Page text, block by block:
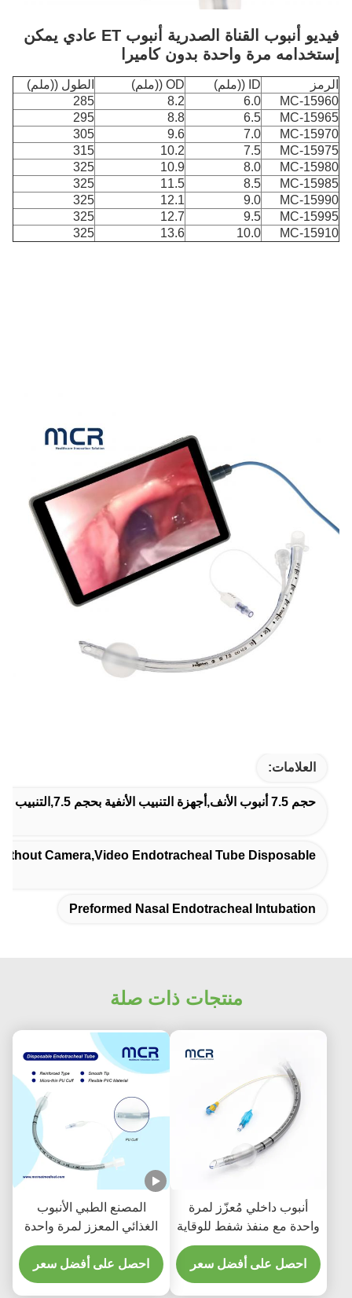
فيديو أنبوب القناة الصدرية أنبوب ET عادي يمكن
إستخدامه مرة واحدة بدون كاميرا
الرمز ID ((ملم) OD ((ملم)
الطول ((ملم)
MC-15960
6.0
8.2
285
MC-15965
6.5
8.8
295
MC-15970
7.0
9.6
305
MC-15975
7.5
10.2
315
MC-15980
8.0
10.9
325
MC-15985
8.5
11.5
325
MC-15990
9.0
12.1
325
MC-15995
9.5
12.7
325
MC-15910
10.0
13.6
325
العلامات:
حجم 7.5 أنبوب الأنف,أجهزة التنبيب الأنفية بحجم 7.5,التنبيب الأنفي الغذائي المسبق
Camera,video Endotracheal Tube Disposable
Preformed Nasal Endotracheal Intubation
منتجات ذات صلة
أنبوب داخلي مُعزّز لمرة
واحدة مع منفذ شفط للوقاية
من VAP
احصل على أفضل سعر
المصنع الطبي الأنبوب
الغذائي المعزز لمرة واحدة
خالي من DEHP
احصل على أفضل سعر